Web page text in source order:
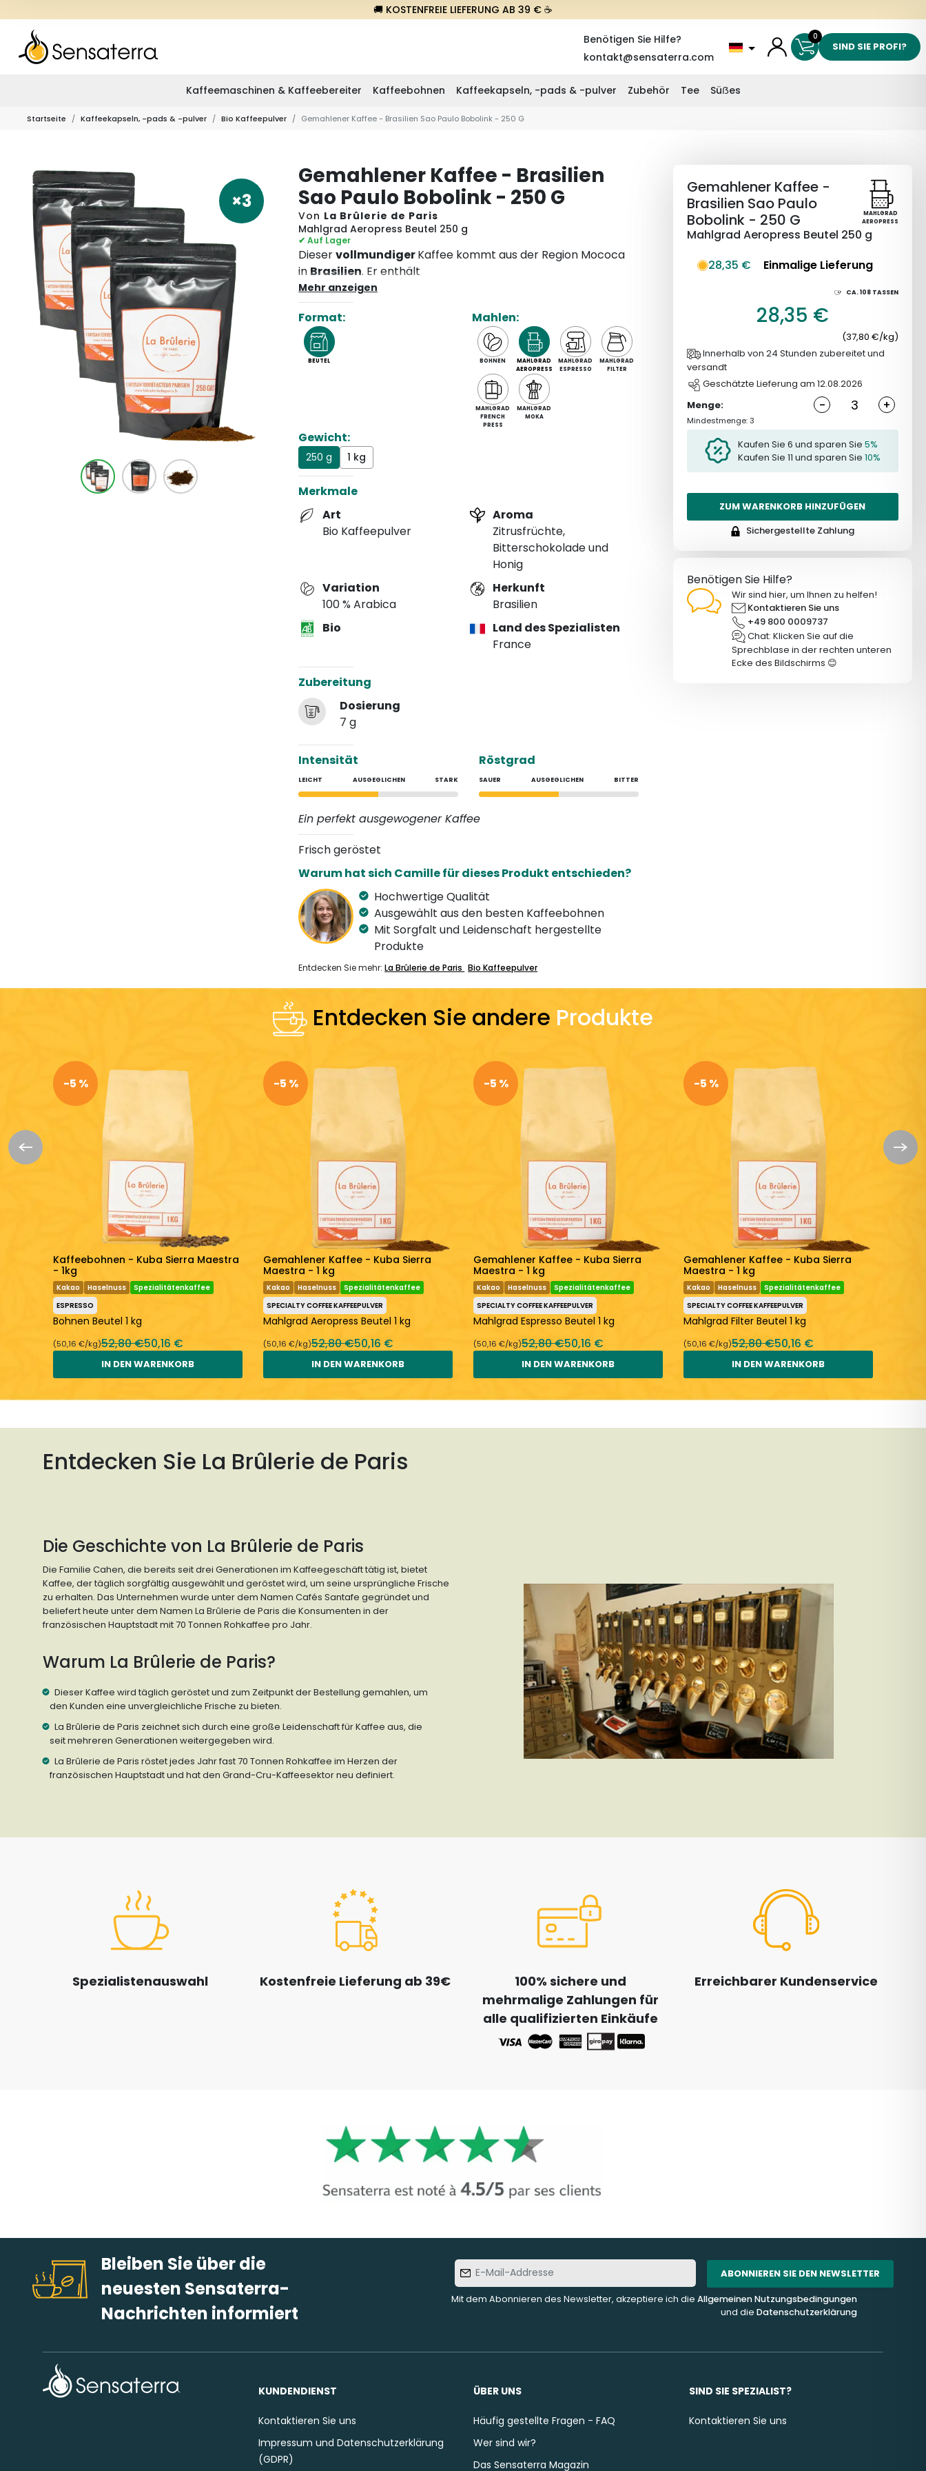
🚚 KOSTENFREIE LIEFERUNG AB 39 € ☕
Benötigen Sie Hilfe?
kontakt@sensaterra.com
0
SIND SIE PROFI?
Kaffeemaschinen & Kaffeebereiter Kaffeebohnen Kaffeekapseln, -pads & -pulver Zubehör Tee Süẞes
Startseite Kaffeekapseln, -pads & -pulver Bio Kaffeepulver Gemahlener Kaffee - Brasilien Sao Paulo Bobolink - 250 G
×3
Gemahlener Kaffee - Brasilien
Sao Paulo Bobolink - 250 G
Von La Brûlerie de Paris
Mahlgrad Aeropress Beutel 250 g
✔ Auf Lager
DieservollmundigerKaffee kommt aus der Region Mococa
in Brasilien. Er enthält
feineNotenvon
Mehr anzeigen
Format:
BEUTEL
Mahlen:
BOHNEN
MAHLGRAD
AEROPRESS
MAHLGRAD
ESPRESSO
MAHLGRAD
FILTER
MAHLGRAD
FRENCH
PRESS
MAHLGRAD
MOKA
Gewicht:
250 g 1 kg
Merkmale
Art
Bio Kaffeepulver
Aroma
Zitrusfrüchte,
Bitterschokolade und
Honig
Variation
100 % Arabica
Herkunft
Brasilien
Bio
Land des Spezialisten
France
Zubereitung
Dosierung
7 g
Intensität
LEICHT AUSGEGLICHEN STARK
Röstgrad
SAUER AUSGEGLICHEN BITTER
Ein perfekt ausgewogener Kaffee
Frisch geröstet
Warum hat sich Camille für dieses Produkt entschieden?
Hochwertige Qualität
Ausgewählt aus den besten Kaffeebohnen
Mit Sorgfalt und Leidenschaft hergestellte
Produkte
Entdecken Sie mehr:La Brûlerie de Paris Bio Kaffeepulver
MAHLGRAD
AEROPRESS
Gemahlener Kaffee -
Brasilien Sao Paulo
Bobolink - 250 G
Mahlgrad Aeropress Beutel 250 g
28,35 €
Einmalige Lieferung
CA.108 TASSEN
28,35 €
(37,80 €/kg)
Innerhalb von 24 Stunden zubereitet und
versandt
Geschätzte Lieferung am 12.08.2026
Menge:
- +
Mindestmenge: 3
Kaufen Sie 6 und sparen Sie 5%
Kaufen Sie 11 und sparen Sie 10%
ZUM WARENKORB HINZUFÜGEN
Sichergestellte Zahlung
Benötigen Sie Hilfe?
Wir sind hier, um Ihnen zu helfen!
Kontaktieren Sie uns
+49 800 0009737
Chat: Klicken Sie auf die
Sprechblase in der rechten unteren
Ecke des Bildschirms 😊
Entdecken Sie andere Produkte
-5 %
Kaffeebohnen - Kuba Sierra Maestra
- 1kg
Kakao Haselnuss
Spezialitätenkaffee
ESPRESSO
Bohnen Beutel 1 kg
(50,16 €/kg)52,80 €50,16 €
IN DEN WARENKORB
-5 %
Gemahlener Kaffee - Kuba Sierra
Maestra - 1 kg
Kakao Haselnuss
Spezialitätenkaffee
SPECIALTY COFFEE KAFFEEPULVER
Mahlgrad Aeropress Beutel 1 kg
(50,16 €/kg)52,80 €50,16 €
IN DEN WARENKORB
-5 %
Gemahlener Kaffee - Kuba Sierra
Maestra - 1 kg
Kakao Haselnuss
Spezialitätenkaffee
SPECIALTY COFFEE KAFFEEPULVER
Mahlgrad Espresso Beutel 1 kg
(50,16 €/kg)52,80 €50,16 €
IN DEN WARENKORB
-5 %
Gemahlener Kaffee - Kuba Sierra
Maestra - 1 kg
Kakao Haselnuss
Spezialitätenkaffee
SPECIALTY COFFEE KAFFEEPULVER
Mahlgrad Filter Beutel 1 kg
(50,16 €/kg)52,80 €50,16 €
IN DEN WARENKORB
Entdecken Sie La Brûlerie de Paris
Die Geschichte von La Brûlerie de Paris
Die Familie Cahen, die bereits seit drei Generationen im Kaffeegeschäft tätig ist, bietet
Kaffee, der täglich sorgfältig ausgewählt und geröstet wird, um seine ursprüngliche Frische
zu erhalten. Das Unternehmen wurde unter dem Namen Cafés Santafe gegründet und
beliefert heute unter dem Namen La Brûlerie de Paris die Konsumenten in der
französischen Hauptstadt mit 70 Tonnen Rohkaffee pro Jahr.
Warum La Brûlerie de Paris?
Dieser Kaffee wird täglich geröstet und zum Zeitpunkt der Bestellung gemahlen, um
den Kunden eine unvergleichliche Frische zu bieten.
La Brûlerie de Paris zeichnet sich durch eine große Leidenschaft für Kaffee aus, die
seit mehreren Generationen weitergegeben wird.
La Brûlerie de Paris röstet jedes Jahr fast 70 Tonnen Rohkaffee im Herzen der
französischen Hauptstadt und hat den Grand-Cru-Kaffeesektor neu definiert.
Spezialistenauswahl Kostenfreie Lieferung ab 39€
100% sichere und
mehrmalige Zahlungen für
alle qualifizierten Einkäufe
Erreichbarer Kundenservice
Bleiben Sie über die
neuesten Sensaterra-
Nachrichten informiert
E-Mail-
Addresse
ABONNIEREN SIE DEN NEWSLETTER
Mit dem Abonnieren des Newsletter, akzeptiere ich die Allgemeinen Nutzungsbedingungen
und die Datenschutzerklärung
KUNDENDIENST
Kontaktieren Sie uns
Impressum und Datenschutzerklärung
(GDPR)
ÜBER UNS
Häufig gestellte Fragen - FAQ
Wer sind wir?
Das Sensaterra Magazin
SIND SIE SPEZIALIST?
Kontaktieren Sie uns